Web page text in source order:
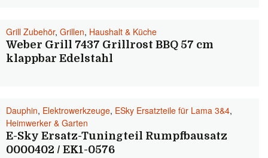
Grill Zubehör, Grillen, Haushalt & Küche
Weber Grill 7437 Grillrost BBQ 57 cm
klappbar Edelstahl
Dauphin, Elektrowerkzeuge, ESky Ersatzteile für Lama 3&4,
Heimwerker & Garten
E-Sky Ersatz-Tuningteil Rumpfbausatz
0000402 / EK1-0576